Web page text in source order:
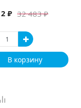
32 483 ₽
₽
В корзину